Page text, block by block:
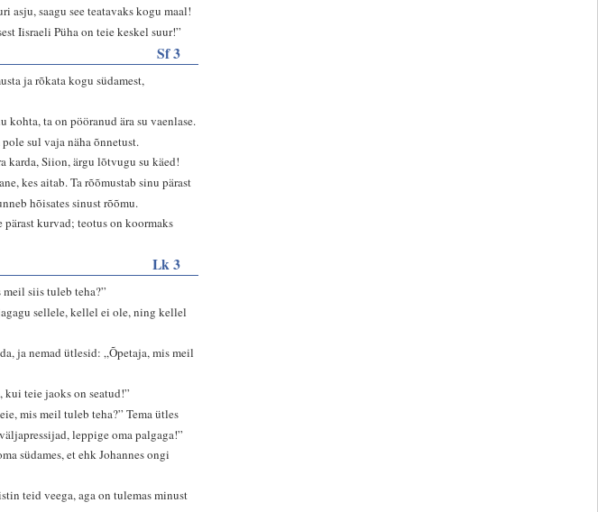
asju, saagu see teatavaks kogu maal!
Iisraeli Püha on teie keskel suur!”
Sf 3
ja rõkata kogu südamest,
kohta, ta on pööranud ära su vaenlase.
sul vaja näha õnnetust.
karda, Siion, ärgu lõtvugu su käed!
kes aitab. Ta rõõmustab sinu pärast
hõisates sinust rõõmu.
kurvad; teotus on koormaks
Lk 3
siis tuleb teha?”
sellele, kellel ei ole, ning kellel
ja nemad ütlesid: „Õpetaja, mis meil
kui teie jaoks on seatud!”
mis meil tuleb teha?” Tema ütles
leppige oma palgaga!”
südames, et ehk Johannes ongi
teid veega, aga on tulemas minust